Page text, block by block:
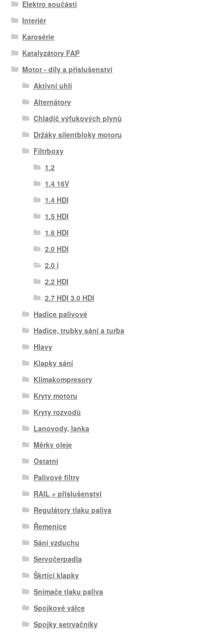
Elektro součásti
Interiér
Karosérie
Katalyzátory FAP
Motor - díly a příslušenství
Aktivní uhlí
Alternátory
Chladič výfukových plynů
Držáky silentbloky motoru
Filtrboxy
1.2
1.4 16V
1.4 HDI
1.5 HDI
1.6 HDI
2.0 HDI
2.0 i
2.2 HDI
2.7 HDI 3.0 HDI
Hadice palivové
Hadice, trubky sání a turba
Hlavy
Klapky sání
Klimakompresory
Kryty motoru
Kryty rozvodů
Lanovody, lanka
Měrky oleje
Ostatní
Palivové filtry
RAIL + příslušenství
Regulátory tlaku paliva
Řemenice
Sání vzduchu
Servočerpadla
Škrtící klapky
Snímače tlaku paliva
Spojkové válce
Spojky setrvačníky